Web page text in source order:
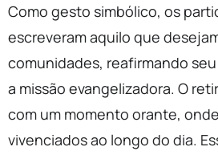
Como gesto simbólico, os
escreveram aquilo que
comunidades, reafirmando
a missão evangelizadora. O
com um momento orante,
vivenciados ao longo do dia.